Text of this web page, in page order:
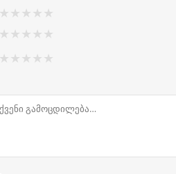
★ ★ ★ ★ ★
★ ★ ★ ★ ★
★ ★ ★ ★ ★